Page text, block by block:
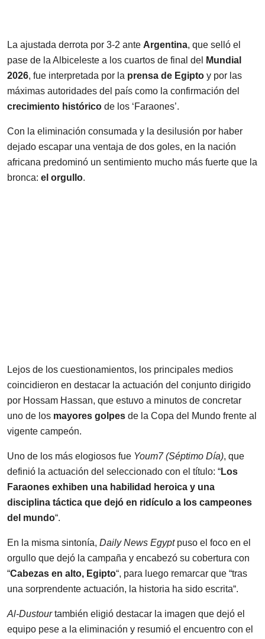
La ajustada derrota por 3-2 ante Argentina, que selló el
pase de la Albiceleste a los cuartos de final del
Mundial
2026, fue interpretada por la prensa de Egipto y por las
máximas autoridades del país como la confirmación del
crecimiento histórico de los ‘Faraones’.
Con la eliminación consumada y la desilusión por haber
dejado escapar una ventaja de dos goles, en la nación
africana predominó un sentimiento mucho más fuerte que la
bronca: el orgullo.
Lejos de los cuestionamientos, los principales medios
coincidieron en destacar la actuación del conjunto dirigido
por Hossam Hassan, que estuvo a minutos de concretar
uno de los mayores golpes de la Copa del Mundo frente al
vigente campeón.
Uno de los más elogiosos fue Youm7 (Séptimo Día), que
definió la actuación del seleccionado con el título: “Los
Faraones exhiben una habilidad heroica y una
disciplina táctica que dejó en ridículo a los campeones
del mundo“.
En la misma sintonía, Daily News Egyptpuso el foco en el
orgullo que dejó la campaña y encabezó su cobertura con
“Cabezas en alto, Egipto“, para luego remarcar que “tras
una sorprendente actuación, la historia ha sido escrita“.
Al-Dustourtambién eligió destacar la imagen que dejó el
equipo pese a la eliminación y resumió el encuentro con el